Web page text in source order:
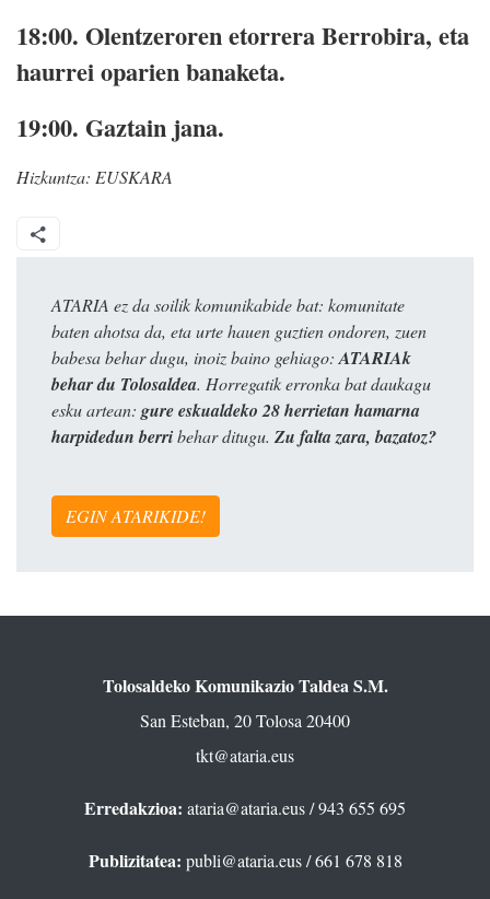
18:00. Olentzeroren etorrera Berrobira, eta
haurrei oparien banaketa.
19:00. Gaztain jana.
Hizkuntza: EUSKARA
ATARIA ez da soilik komunikabide bat: komunitate
baten ahotsa da, eta urte hauen guztien ondoren, zuen
babesa behar dugu, inoiz baino gehiago:ATARIAk
behar du Tolosaldea. Horregatik erronka bat daukagu
esku artean: gure eskualdeko 28 herrietan hamarna
harpidedun berribehar ditugu. Zu falta zara, bazatoz?
EGIN ATARIKIDE!
Tolosaldeko Komunikazio Taldea S.M.
San Esteban, 20 Tolosa 20400
tkt@ataria.eus
Erredakzioa: ataria@ataria.eus/ 943 655 695
Publizitatea: publi@ataria.eus/ 661 678 818